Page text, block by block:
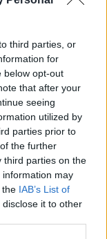
third parties, or
for
below opt-out
that after your
seeing
utilized by
parties prior to
the further
third parties on the
information may
the IAB’s List of
it to other